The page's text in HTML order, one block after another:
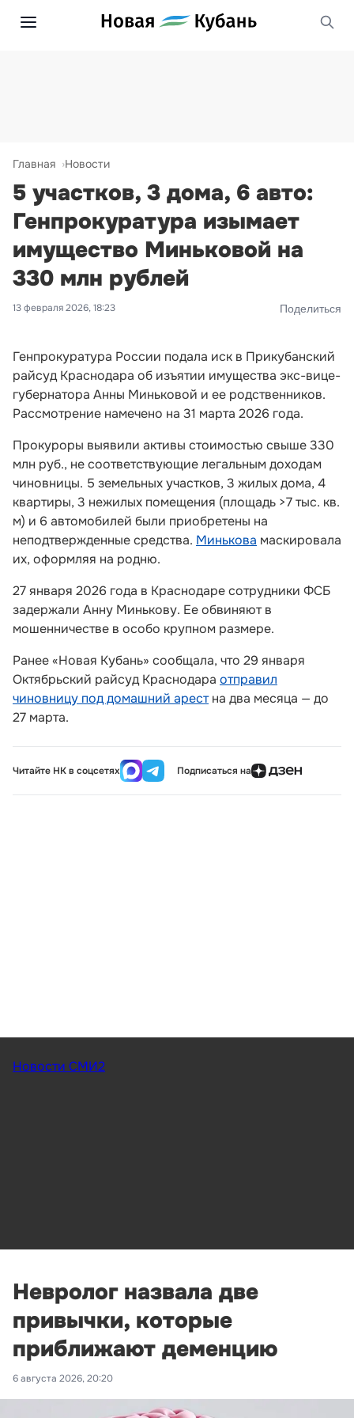
Главная Новости
5 участков, 3 дома, 6 авто:
Генпрокуратура изымает
имущество Миньковой на
330 млн рублей
13 февраля 2026, 18:23 Поделиться
Генпрокуратура России подала иск в Прикубанский
райсуд Краснодара об изъятии имущества экс-вице-
губернатора Анны Миньковой и ее родственников.
Рассмотрение намечено на 31 марта 2026 года.
Прокуроры выявили активы стоимостью свыше 330
млн руб., не соответствующие легальным доходам
чиновницы. 5 земельных участков, 3 жилых дома, 4
квартиры, 3 нежилых помещения (площадь >7 тыс. кв.
м) и 6 автомобилей были приобретены на
неподтвержденные средства. Минькова маскировала
их, оформляя на родню.
27 января 2026 года в Краснодаре сотрудники ФСБ
задержали Анну Минькову. Ее обвиняют в
мошенничестве в особо крупном размере.
Ранее «Новая Кубань» сообщала, что 29 января
Октябрьский райсуд Краснодара отправил
чиновницу под домашний арестна два месяца — до
27 марта.
Читайте НК в соцсетях Подписаться на
Новости СМИ2
Невролог назвала две
привычки, которые
приближают деменцию
6 августа 2026, 20:20